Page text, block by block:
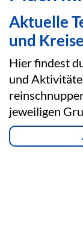
Aktuelle
und Kreise
Hier findest
und
jeweiligen